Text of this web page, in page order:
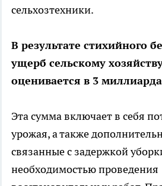
сельхозтехники.
В результате стихийного
ущерб сельскому
оценивается в 3
Эта сумма включает в себя
урожая, а также
связанные с задержкой
необходимостью проведения